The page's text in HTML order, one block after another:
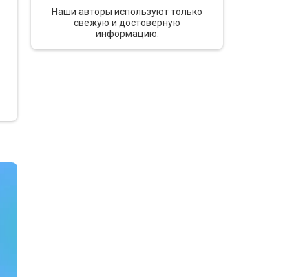
Наши авторы используют только
свежую и достоверную
информацию.